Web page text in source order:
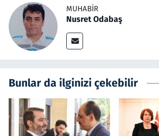
MUHABIR
Nusret Odabaş
Bunlar da ilginizi çekebilir